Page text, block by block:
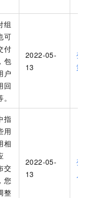
组
可
付
包
户
回
2022-05-
13
变
策
指
用
相
交
您
整
2022-05-
13
变